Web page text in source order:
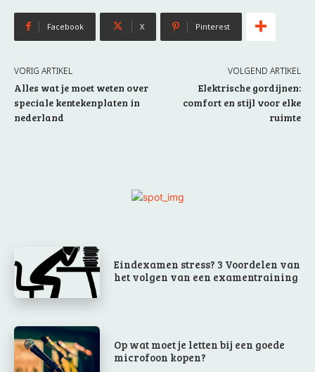
Facebook X Pinterest
VORIG ARTIKEL
Alles wat je moet weten over
speciale kentekenplaten in
nederland
VOLGEND ARTIKEL
Elektrische gordijnen:
comfort en stijl voor elke
ruimte
Eindexamen stress? 3 Voordelen van
het volgen van een examentraining
Op wat moet je letten bij een goede
microfoon kopen?